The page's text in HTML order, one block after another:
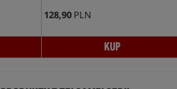
128,90PLN
KUP